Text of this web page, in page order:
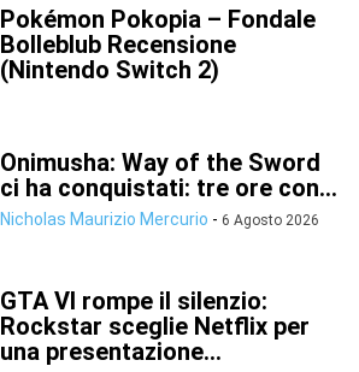
Pokémon Pokopia – Fondale
Bolleblub Recensione
(Nintendo Switch 2)
Onimusha: Way of the Sword
ci ha conquistati: tre ore con...
Nicholas Maurizio Mercurio - 6 Agosto 2026
GTA VI rompe il silenzio:
Rockstar sceglie Netflix per
una presentazione...